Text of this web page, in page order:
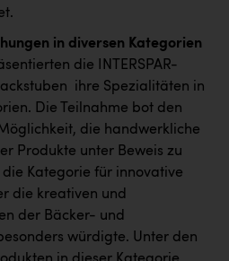
in diversen Kategorien
die INTERSPAR-
ihre Spezialitäten in
Die Teilnahme bot den
die handwerkliche
Produkte unter Beweis zu
Kategorie für innovative
die kreativen und
der Bäcker- und
würdigte. Unter den